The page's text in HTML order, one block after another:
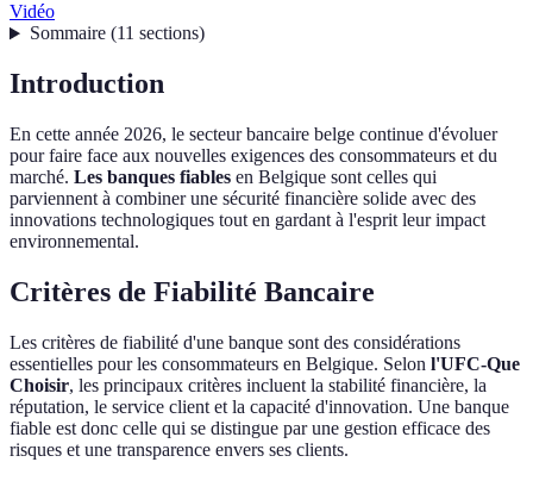
Vidéo
Sommaire(11 sections)
Introduction
En cette année 2026, le secteur bancaire belge continue d'évoluer
pour faire face aux nouvelles exigences des consommateurs et du
marché. Les banques fiables en Belgique sont celles qui
parviennent à combiner une sécurité financière solide avec des
innovations technologiques tout en gardant à l'esprit leur impact
environnemental.
Critères de Fiabilité Bancaire
Les critères de fiabilité d'une banque sont des considérations
essentielles pour les consommateurs en Belgique. Selon l'UFC-Que
Choisir, les principaux critères incluent la stabilité financière, la
réputation, le service client et la capacité d'innovation. Une banque
fiable est donc celle qui se distingue par une gestion efficace des
risques et une transparence envers ses clients.